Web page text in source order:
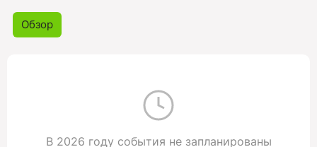
Обзор
В 2026 году события не запланированы